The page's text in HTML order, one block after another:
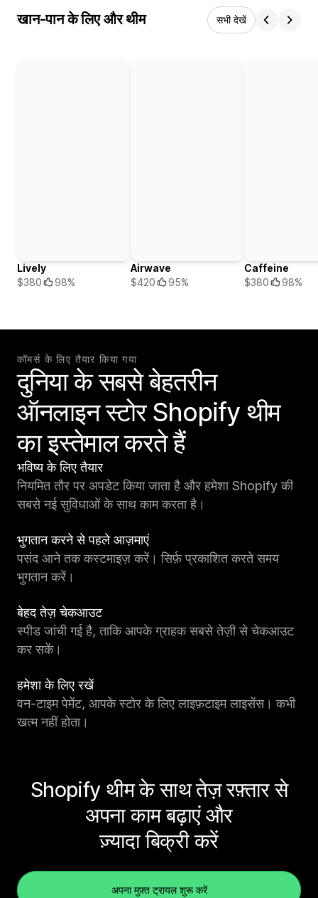
खान-पान के लिए और थीम सभी देखें
Lively
$380
98%
Airwave
$420
95%
Caffeine
$380
98%
कॉमर्स के लिए तैयार किया गया
दुनिया के सबसे बेहतरीन
ऑनलाइन स्टोर Shopify थीम
का इस्तेमाल करते हैं
भविष्य के लिए तैयार
नियमित तौर पर अपडेट किया जाता है और हमेशा Shopify की
सबसे नई सुविधाओं के साथ काम करता है।
भुगतान करने से पहले आज़माएं
पसंद आने तक कस्टमाइज़ करें। सिर्फ़ प्रकाशित करते समय
भुगतान करें।
बेहद तेज़ चेकआउट
स्पीड जांची गई है, ताकि आपके ग्राहक सबसे तेज़ी से चेकआउट
कर सकें।
हमेशा के लिए रखें
वन-टाइम पेमेंट, आपके स्टोर के लिए लाइफ़टाइम लाइसेंस। कभी
खत्म नहीं होता।
Shopify थीम के साथ तेज़ रफ़्तार से
अपना काम बढ़ाएं और
ज़्यादा बिक्री करें
अपना मुफ़्त ट्रायल शुरू करें